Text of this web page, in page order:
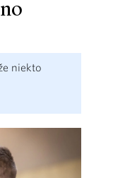
niekto